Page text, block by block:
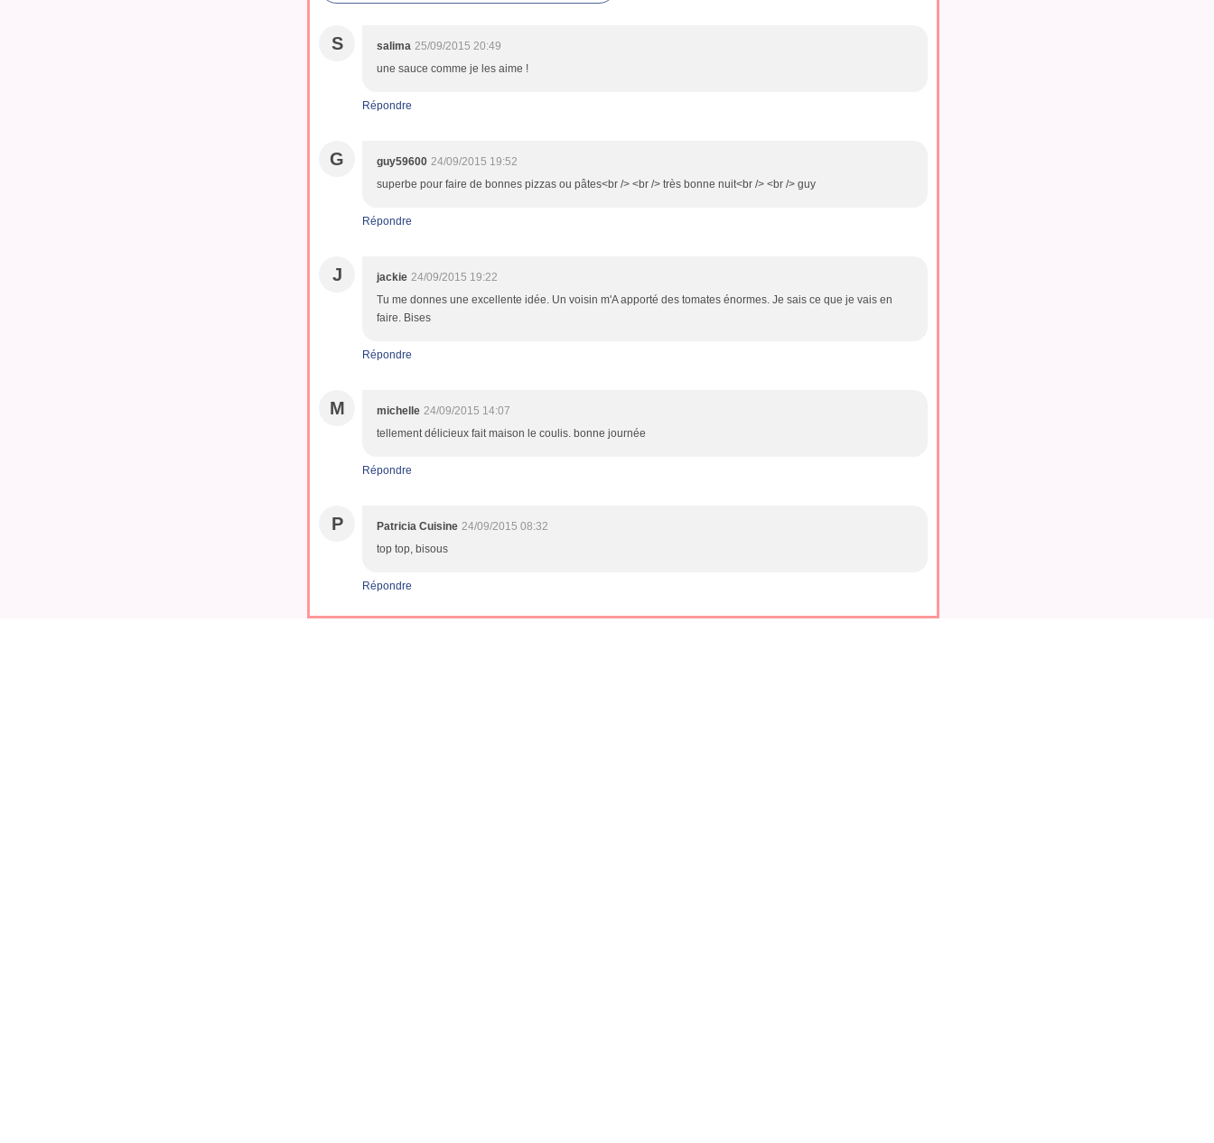
S salima 25/09/2015 20:49
une sauce comme je les aime !
Répondre
G guy59600 24/09/2015 19:52
superbe pour faire de bonnes pizzas ou pâtes<br /> <br /> très bonne nuit<br /> <br /> guy
Répondre
J jackie 24/09/2015 19:22
Tu me donnes une excellente idée. Un voisin m'A apporté des tomates énormes. Je sais ce que je vais en
faire. Bises
Répondre
M michelle 24/09/2015 14:07
tellement délicieux fait maison le coulis. bonne journée
Répondre
P Patricia Cuisine 24/09/2015 08:32
top top, bisous
Répondre